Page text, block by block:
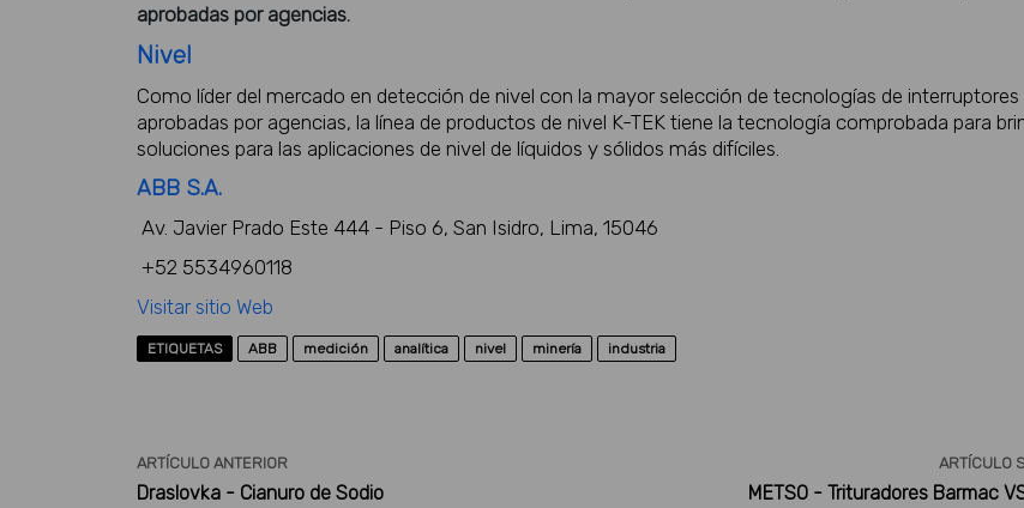
aprobadas por agencias.
Nivel
Como líder del mercado en detección de nivel con la mayor selección de tecnologías de interruptores
aprobadas por agencias, la línea de productos de nivel K-TEK tiene la tecnología comprobada para
soluciones para las aplicaciones de nivel de líquidos y sólidos más difíciles.
ABB S.A.
Av. Javier Prado Este 444 - Piso 6, San Isidro, Lima, 15046
+52 5534960118
Visitar sitio Web
ETIQUETAS ABB medición analítica nivel minería industria
ARTÍCULO ANTERIOR
Draslovka - Cianuro de Sodio
ARTÍCULO
METSO - Trituradores Barmac